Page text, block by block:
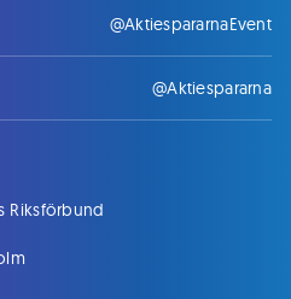
@AktiespararnaEvent
@Aktiespararna
Riksförbund